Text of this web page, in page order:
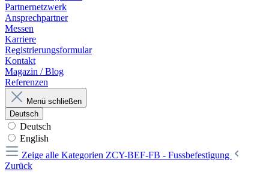
Partnernetzwerk
Ansprechpartner
Messen
Karriere
Registrierungsformular
Kontakt
Magazin / Blog
Referenzen
Menü schließen
Deutsch
Deutsch
English
Zeige alle Kategorien ZCY-BEF-FB - Fussbefestigung
Zurück